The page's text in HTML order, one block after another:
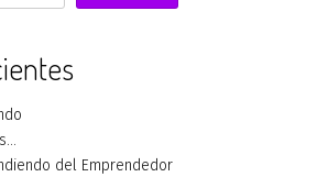
del Emprendedor